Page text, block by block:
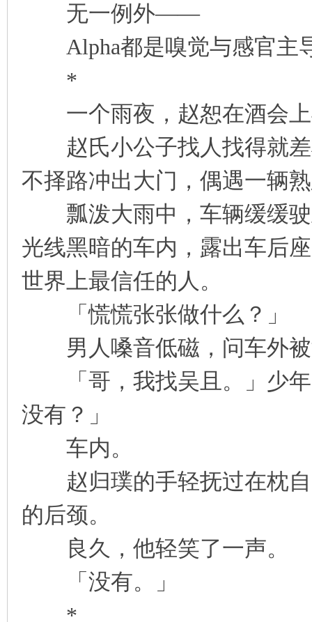
无一例外——
Alpha都是嗅觉与感官主
*
一个雨夜，赵恕在酒会上
赵氏小公子找人找得就差
不择路冲出大门，偶遇一辆
瓢泼大雨中，车辆缓缓驶
光线黑暗的车内，露出车后
世界上最信任的人。
「慌慌张张做什么？」
男人嗓音低磁，问车外被
「哥，我找吴且。」少年
没有？」
车内。
赵归璞的手轻抚过在枕自
的后颈。
良久，他轻笑了一声。
「没有。」
*